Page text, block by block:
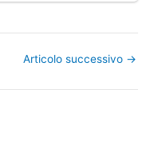
Articolo successivo →